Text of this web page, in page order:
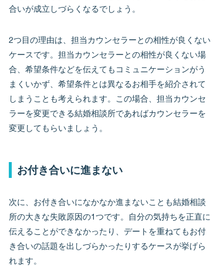
合いが成立しづらくなるでしょう。
2つ目の理由は、担当カウンセラーとの相性が良くない
ケースです。担当カウンセラーとの相性が良くない場
合、希望条件などを伝えてもコミュニケーションがう
まくいかず、希望条件とは異なるお相手を紹介されて
しまうことも考えられます。この場合、担当カウンセ
ラーを変更できる結婚相談所であればカウンセラーを
変更してもらいましょう。
お付き合いに進まない
次に、お付き合いになかなか進まないことも結婚相談
所の大きな失敗原因の1つです。自分の気持ちを正直に
伝えることができなかったり、デートを重ねてもお付
き合いの話題を出しづらかったりするケースが挙げら
れます。